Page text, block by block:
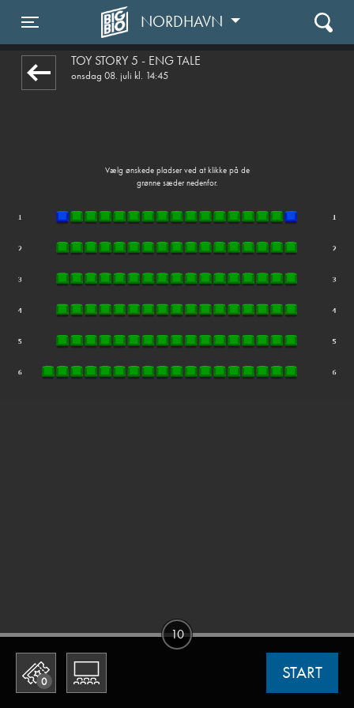
Toggle navigation
NORDHAVN
TOY STORY 5 - ENG TALE
onsdag 08. juli kl. 14:45
Vælg ønskede pladser ved at klikke på de
grønne sæder nedenfor.
0 START
10
1step-front02 062242